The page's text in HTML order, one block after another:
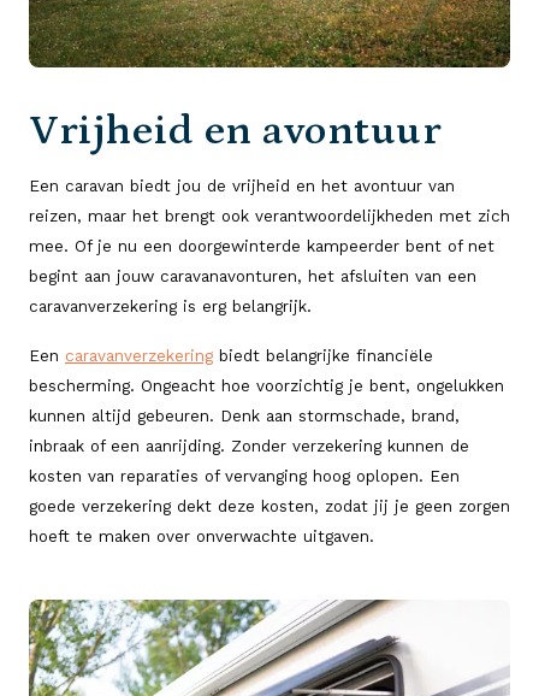
Vrijheid en avontuur
Een caravan biedt jou de vrijheid en het avontuur van
reizen, maar het brengt ook verantwoordelijkheden met zich
mee. Of je nu een doorgewinterde kampeerder bent of net
begint aan jouw caravanavonturen, het afsluiten van een
caravanverzekering is erg belangrijk.
Een caravanverzekering biedt belangrijke financiële
bescherming. Ongeacht hoe voorzichtig je bent, ongelukken
kunnen altijd gebeuren. Denk aan stormschade, brand,
inbraak of een aanrijding. Zonder verzekering kunnen de
kosten van reparaties of vervanging hoog oplopen. Een
goede verzekering dekt deze kosten, zodat jij je geen zorgen
hoeft te maken over onverwachte uitgaven.